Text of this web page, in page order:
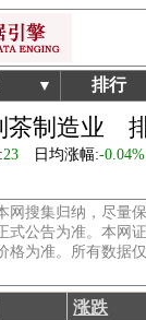
▼ 排行
茶制造业
23 日均涨幅:-0.04%
网搜集归纳，尽量
式公告为准。本网
格为准。所有数据
涨跌